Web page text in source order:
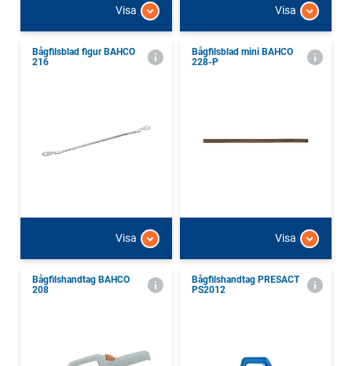
Visa Visa
Bågfilsblad figur BAHCO
216
Visa
Bågfilsblad mini BAHCO
228-P
Visa
Bågfilshandtag BAHCO
208
Bågfilshandtag PRESACT
PS2012